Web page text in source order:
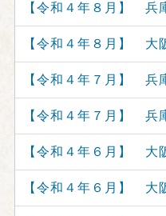
【令和４年８月】
【令和４年８月】
【令和４年７月】
【令和４年７月】
【令和４年６月】
【令和４年６月】